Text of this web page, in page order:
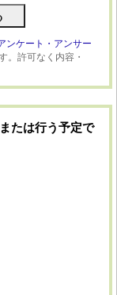
ンケート・アンサー
。許可なく内容・
たは行う予定で